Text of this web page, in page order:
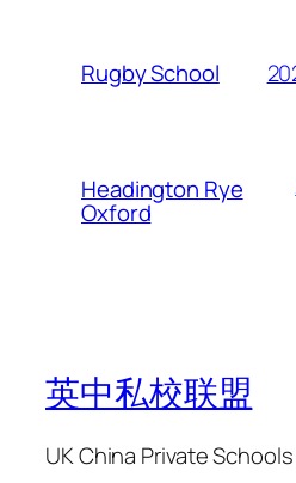
Rugby School
Headington Rye
Oxford
英中私校联盟
UK China Private